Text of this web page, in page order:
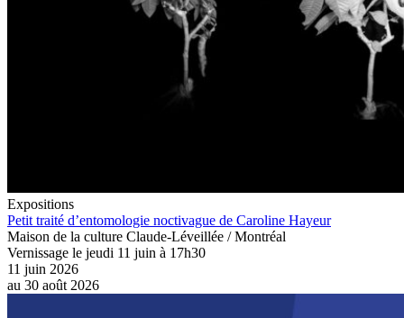
Expositions
Petit traité d’entomologie noctivague de Caroline Hayeur
Maison de la culture Claude-Léveillée / Montréal
Vernissage le jeudi 11 juin à 17h30
11 juin 2026
au 30 août 2026